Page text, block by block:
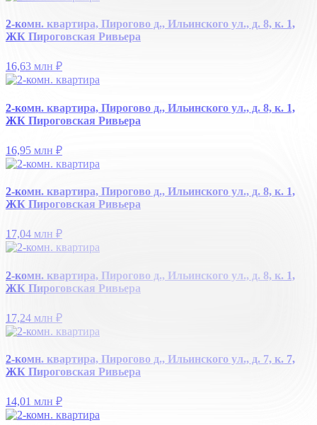
2-комн. квартира, Пирогово д., Ильинского ул., д. 8, к. 1,
ЖК Пироговская Ривьера
16,63 млн ₽
2-комн. квартира, Пирогово д., Ильинского ул., д. 8, к. 1,
ЖК Пироговская Ривьера
16,95 млн ₽
2-комн. квартира, Пирогово д., Ильинского ул., д. 8, к. 1,
ЖК Пироговская Ривьера
17,04 млн ₽
2-комн. квартира, Пирогово д., Ильинского ул., д. 8, к. 1,
ЖК Пироговская Ривьера
17,24 млн ₽
2-комн. квартира, Пирогово д., Ильинского ул., д. 7, к. 7,
ЖК Пироговская Ривьера
14,01 млн ₽